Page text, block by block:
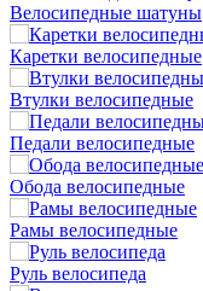
Велосипедные шатуны
Каретки велосипедные
Втулки велосипедные
Педали велосипедные
Обода велосипедные
Рамы велосипедные
Руль велосипеда